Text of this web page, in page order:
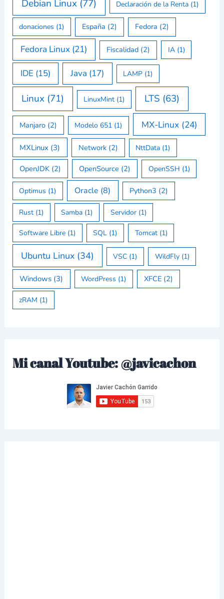
Debian Linux (77) Declaración de la Renta (1)
donaciones (1) España (2) Fedora (2)
Fedora Linux (21) Fiscalidad(2) IA(1)
IDE (15) Java (17) LAMP (1)
Linux (71) LinuxMint (1) LTS (63)
Manjaro(2) Modelo 651 (1) MX-Linux(24)
MXLinux (3) Network(2) NttData (1)
OpenJDK(2) OpenSource (2) OpenSSH (1)
Optimus (1) Oracle (8) Python3 (2)
Rust (1) Samba (1) Servidor(1)
Software Libre (1) SQL (1) Tomcat(1)
Ubuntu Linux(34) VSC (1) WildFly(1)
Windows (3) WordPress (1) XFCE(2)
zRAM (1)
Mi canal Youtube: @javicachon